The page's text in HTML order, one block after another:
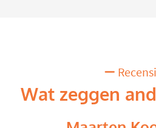
Wat zeggen